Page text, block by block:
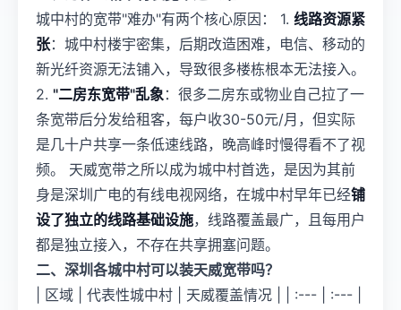
城中村的宽带"难办"有两个核心原因： 1. 线路资源紧
张：城中村楼宇密集，后期改造困难，电信、移动的
新光纤资源无法铺入，导致很多楼栋根本无法接入。
2. "二房东宽带"乱象：很多二房东或物业自己拉了一
条宽带后分发给租客，每户收30-50元/月，但实际
是几十户共享一条低速线路，晚高峰时慢得看不了视
频。 天威宽带之所以成为城中村首选，是因为其前
身是深圳广电的有线电视网络，在城中村早年已经铺
设了独立的线路基础设施，线路覆盖最广，且每用户
都是独立接入，不存在共享拥塞问题。
二、深圳各城中村可以装天威宽带吗？
| 区域 | 代表性城中村 | 天威覆盖情况 | | :--- | :--- |